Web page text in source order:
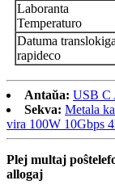
Laboranta
Temperaturo
Datuma translokiga
rapideco
Antaŭa: USB C
Sekva: Metala
vira 100W 10Gbps
Plej multaj
allogaj